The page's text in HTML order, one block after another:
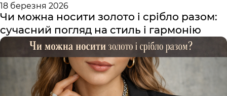
18 березня 2026
Чи можна носити золото і срібло разом:
сучасний погляд на стиль і гармонію